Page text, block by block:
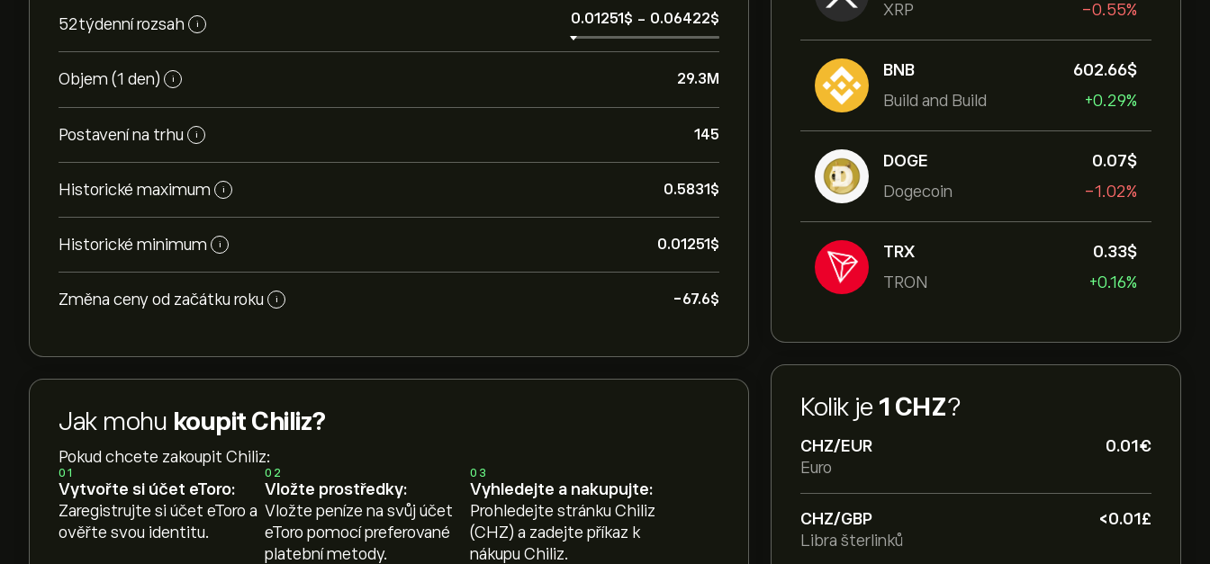
XRP
-0.55%
BNB
Build and Build
602.66‎$‎
+0.29%
DOGE
Dogecoin
0.07‎$‎
-1.02%
TRX
TRON
0.33‎$‎
+0.16%
Kolik je 1 CHZ?
CHZ/EUR
0.01‎€‎
Euro
CHZ/GBP
‎<‎0.01‎£‎
Libra šterlinků
52týdenní rozsah i 0.01251‎$‎ - 0.06422‎$‎
Objem (1 den) i 29.3M
Postavení na trhu i 145
Historické maximum i 0.5831‎$‎
Historické minimum i 0.01251‎$‎
Změna ceny od začátku roku i -67.6‎$‎
Jak mohu koupit Chiliz?
Pokud chcete zakoupit Chiliz:
01
Vytvořte si účet eToro:
Zaregistrujte si účet eToro a
ověřte svou identitu.
02
Vložte prostředky:
Vložte peníze na svůj účet
eToro pomocí preferované
platební metody.
03
Vyhledejte a nakupujte:
Prohledejte stránku Chiliz
(CHZ) a zadejte příkaz k
nákupu Chiliz.